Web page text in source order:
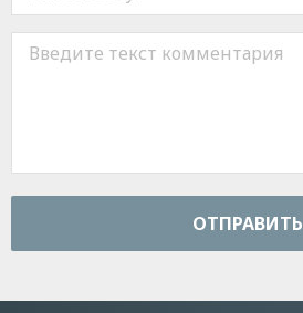
ОТПРАВИТЬ